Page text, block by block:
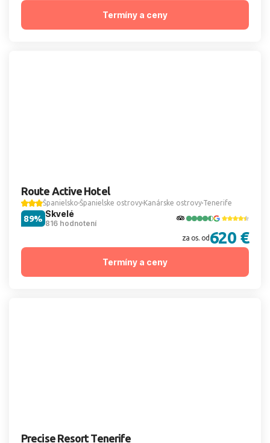
Termíny a ceny
Route Active Hotel
Španielsko Španielske ostrovy Kanárske ostrovy Tenerife
Skvelé
816 hodnotení
89%
za os. od 620 €
Termíny a ceny
Precise Resort Tenerife